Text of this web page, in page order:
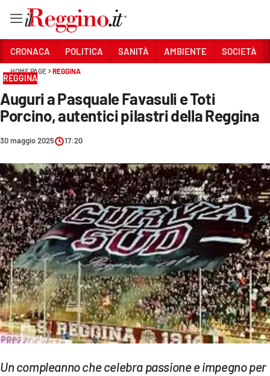
Sezioni
CRONACA
AMBIENTE
SOCIETÀ
CULTURA
ECONOMIA E LAVORO
EVENTI
SPORT
Streaming
LAC TV
CRONACA POLITICA SANITÀ AMBIENTE SOCIETÀ
HOME PAGE REGGINA
REGGINA
Auguri a Pasquale Favasuli e Toti
Porcino, autentici pilastri della Reggina
30 maggio 2025 17:20
Un compleanno che celebra passione e impegno per